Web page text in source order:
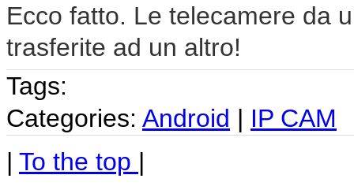
Ecco fatto. Le telecamere da
trasferite ad un altro!
Tags:
Categories: Android | IP CAM
| To the top |